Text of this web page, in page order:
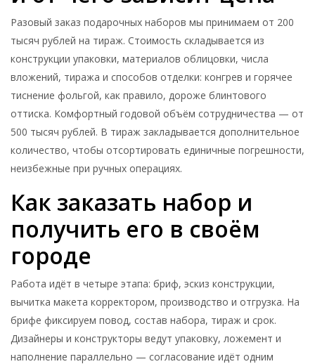
Разовый заказ подарочных наборов мы принимаем от 200
тысяч рублей на тираж. Стоимость складывается из
конструкции упаковки, материалов облицовки, числа
вложений, тиража и способов отделки: конгрев и горячее
тиснение фольгой, как правило, дороже блинтового
оттиска. Комфортный годовой объём сотрудничества — от
500 тысяч рублей. В тираж закладывается дополнительное
количество, чтобы отсортировать единичные погрешности,
неизбежные при ручных операциях.
Как заказать набор и
получить его в своём
городе
Работа идёт в четыре этапа: бриф, эскиз конструкции,
вычитка макета корректором, производство и отгрузка. На
брифе фиксируем повод, состав набора, тираж и срок.
Дизайнеры и конструкторы ведут упаковку, ложемент и
наполнение параллельно — согласование идёт одним